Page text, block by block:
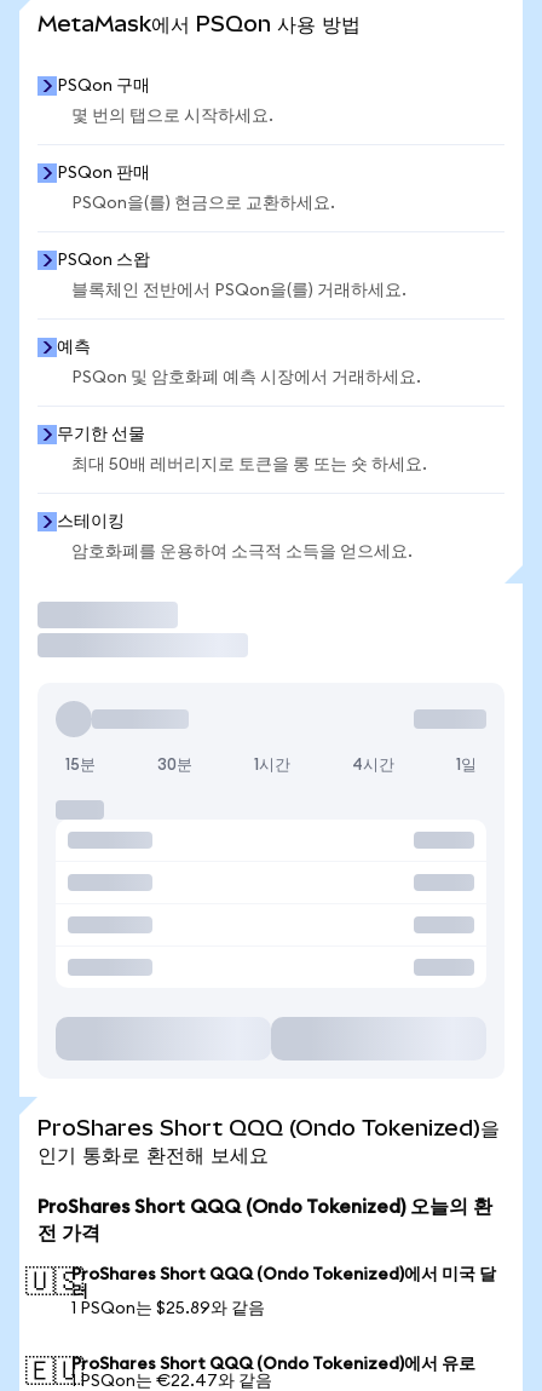
MetaMask에서 PSQon 사용 방법
PSQon 구매
몇 번의 탭으로 시작하세요.
PSQon 판매
PSQon을(를) 현금으로 교환하세요.
PSQon 스왑
블록체인 전반에서 PSQon을(를) 거래하세요.
예측
PSQon 및 암호화폐 예측 시장에서 거래하세요.
무기한 선물
최대 50배 레버리지로 토큰을 롱 또는 숏 하세요.
스테이킹
암호화폐를 운용하여 소극적 소득을 얻으세요.
15분 30분 1시간 4시간 1일
ProShares Short QQQ (Ondo Tokenized)을
인기 통화로 환전해 보세요
ProShares Short QQQ (Ondo Tokenized) 오늘의 환
전 가격
🇺🇸ProShares Short QQQ (Ondo Tokenized)에서 미국 달
러
1 PSQon는 $25.89와 같음
🇪🇺ProShares Short QQQ (Ondo Tokenized)에서 유로
1 PSQon는 €22.47와 같음